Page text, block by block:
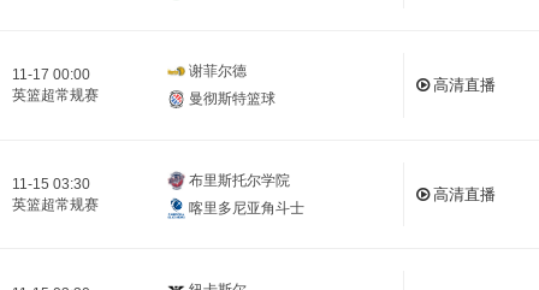
11-17 00:00
英篮超常规赛
谢菲尔德
曼彻斯特篮球
高清直播
11-15 03:30
英篮超常规赛
布里斯托尔学院
喀里多尼亚角斗士
高清直播